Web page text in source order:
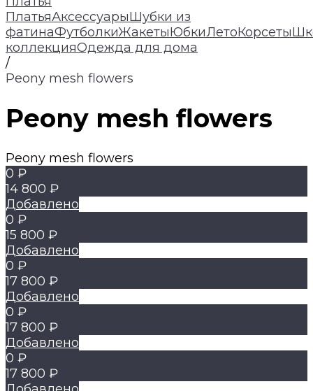
ПлатьяАксессуарыШубки из
фатинаФутболкиЖакетыЮбкиЛетоКорсеты
коллекцияОдежда для дома
/
Peony mesh flowers
Peony mesh flowers
Peony mesh flowers
0 ₽
14 800 ₽
Добавлено
0 ₽
15 800 ₽
Добавлено
0 ₽
17 800 ₽
Добавлено
0 ₽
17 800 ₽
Добавлено
0 ₽
17 800 ₽